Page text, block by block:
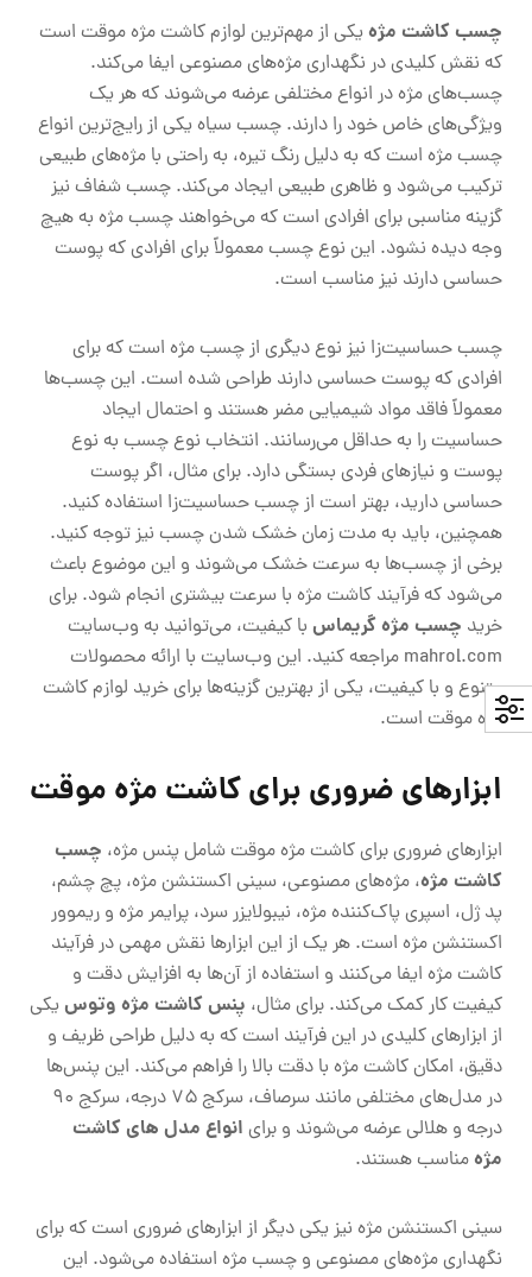
چسب کاشت مژهیکی از مهم‌ترین لوازم کاشت مژه موقت است
که نقش کلیدی در نگهداری مژه‌های مصنوعی ایفا می‌کند.
چسب‌های مژه در انواع مختلفی عرضه می‌شوند که هر یک
ویژگی‌های خاص خود را دارند. چسب سیاه یکی از رایج‌ترین انواع
چسب مژه است که به دلیل رنگ تیره، به راحتی با مژه‌های طبیعی
ترکیب می‌شود و ظاهری طبیعی ایجاد می‌کند. چسب شفاف نیز
گزینه مناسبی برای افرادی است که می‌خواهند چسب مژه به هیچ
وجه دیده نشود. این نوع چسب معمولاً برای افرادی که پوست
حساسی دارند نیز مناسب است.
چسب حساسیت‌زا نیز نوع دیگری از چسب مژه است که برای
افرادی که پوست حساسی دارند طراحی شده است. این چسب‌ها
معمولاً فاقد مواد شیمیایی مضر هستند و احتمال ایجاد
حساسیت را به حداقل می‌رسانند. انتخاب نوع چسب به نوع
پوست و نیازهای فردی بستگی دارد. برای مثال، اگر پوست
حساسی دارید، بهتر است از چسب حساسیت‌زا استفاده کنید.
همچنین، باید به مدت زمان خشک شدن چسب نیز توجه کنید.
برخی از چسب‌ها به سرعت خشک می‌شوند و این موضوع باعث
می‌شود که فرآیند کاشت مژه با سرعت بیشتری انجام شود. برای
خرید چسب مژه گریماس با کیفیت، می‌توانید به وب‌سایت
mahrol.com مراجعه کنید. این وب‌سایت با ارائه محصولات
متنوع و با کیفیت، یکی از بهترین گزینه‌ها برای خرید لوازم کاشت
مژه موقت است.
ابزارهای ضروری برای کاشت مژه موقت
ابزارهای ضروری برای کاشت مژه موقت شامل پنس مژه، چسب
کاشت مژه، مژه‌های مصنوعی، سینی اکستنشن مژه، پچ چشم،
پد ژل، اسپری پاک‌کننده مژه، نیبولایزر سرد، پرایمر مژه و ریموور
اکستنشن مژه است. هر یک از این ابزارها نقش مهمی در فرآیند
کاشت مژه ایفا می‌کنند و استفاده از آن‌ها به افزایش دقت و
کیفیت کار کمک می‌کند. برای مثال، پنس کاشت مژه وتوسیکی
از ابزارهای کلیدی در این فرآیند است که به دلیل طراحی ظریف و
دقیق، امکان کاشت مژه با دقت بالا را فراهم می‌کند. این پنس‌ها
در مدل‌های مختلفی مانند سرصاف، سرکج ۷۵ درجه، سرکج ۹۰
درجه و هلالی عرضه می‌شوند و برای انواع مدل های کاشت
مژهمناسب هستند.
سینی اکستنشن مژه نیز یکی دیگر از ابزارهای ضروری است که برای
نگهداری مژه‌های مصنوعی و چسب مژه استفاده می‌شود. این